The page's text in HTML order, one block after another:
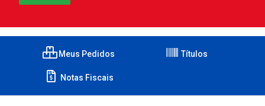
Meus Pedidos Títulos
Notas Fiscais